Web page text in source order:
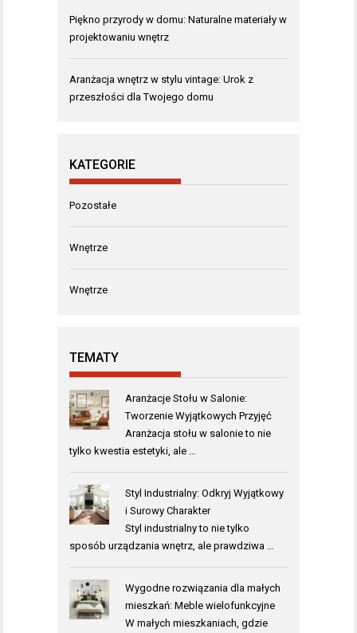
Piękno przyrody w domu: Naturalne materiały w
projektowaniu wnętrz
Aranżacja wnętrz w stylu vintage: Urok z
przeszłości dla Twojego domu
KATEGORIE
Pozostałe
Wnętrze
Wnętrze
TEMATY
Aranżacje Stołu w Salonie:
Tworzenie Wyjątkowych Przyjęć
Aranżacja stołu w salonie to nie
tylko kwestia estetyki, ale …
Styl Industrialny: Odkryj Wyjątkowy
i Surowy Charakter
Styl industrialny to nie tylko
sposób urządzania wnętrz, ale prawdziwa …
Wygodne rozwiązania dla małych
mieszkań: Meble wielofunkcyjne
W małych mieszkaniach, gdzie